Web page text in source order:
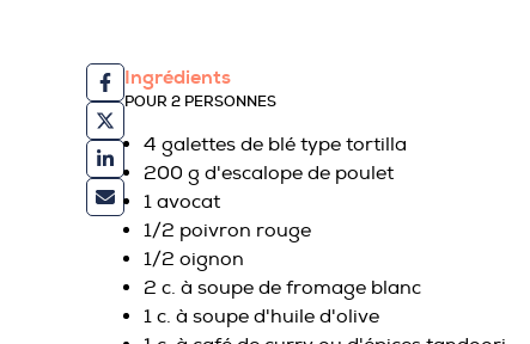
Ingrédients
POUR 2 PERSONNES
4 galettes de blé type tortilla
200 g d'escalope de poulet
1 avocat
1/2 poivron rouge
1/2 oignon
2 c. à soupe de fromage blanc
1 c. à soupe d'huile d'olive